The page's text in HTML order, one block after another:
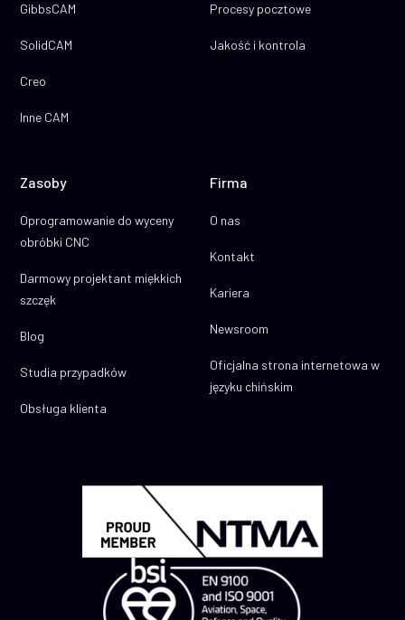
GibbsCAM
SolidCAM
Creo
Inne CAM
Procesy pocztowe
Jakość i kontrola
Zasoby
Oprogramowanie do wyceny
obróbki CNC
Darmowy projektant miękkich
szczęk
Blog
Studia przypadków
Obsługa klienta
Firma
O nas
Kontakt
Kariera
Newsroom
Oficjalna strona internetowa w
języku chińskim